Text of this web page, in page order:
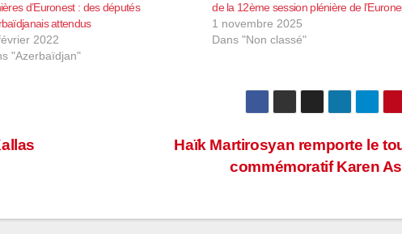
d’Euronest : des députés
attendus
2022
"Azerbaïdjan"
de la 12ème session plénière de
1 novembre 2025
Dans "Non classé"
Haïk Martirosyan remporte le
commémoratif Karen